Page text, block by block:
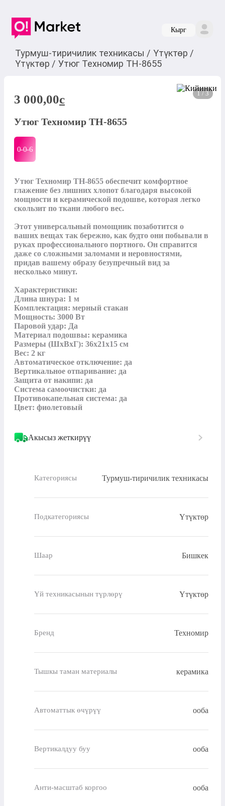
Кырг
Турмуш-тиричилик техникасы / Үтүктөр /
Үтүктөр / Утюг Техномир TH-8655
1 / 3
3 000,00c
Утюг Техномир TH-8655
0-0-6
Утюг Техномир TH-8655 обеспечит комфортное
глажение без лишних хлопот благодаря высокой
мощности и керамической подошве, которая легко
скользит по ткани любого вес.
Этот универсальный помощник позаботится о
ваших вещах так бережно, как будто они побывали в
руках профессионального портного. Он справится
даже со сложными заломами и неровностями,
придав вашему образу безупречный вид за
несколько минут.
Характеристики:
Длина шнура: 1 м
Комплектация: мерный стакан
Мощность: 3000 Вт
Паровой удар: Да
Материал подошвы: керамика
Размеры (ШхВхГ): 36x21x15 см
Вес: 2 кг
Автоматическое отключение: да
Вертикальное отпаривание: да
Защита от накипи: да
Система самоочистки: да
Противокапельная система: да
Цвет: фиолетовый
Акысыз жеткирүү
Категориясы Турмуш-тиричилик техникасы
Подкатегориясы Үтүктөр
Шаар Бишкек
Үй техникасынын түрлөрү Үтүктөр
Бренд Техномир
Тышкы таман материалы керамика
Автоматтык өчүрүү ооба
Вертикалдуу буу ооба
Анти-масштаб коргоо ооба